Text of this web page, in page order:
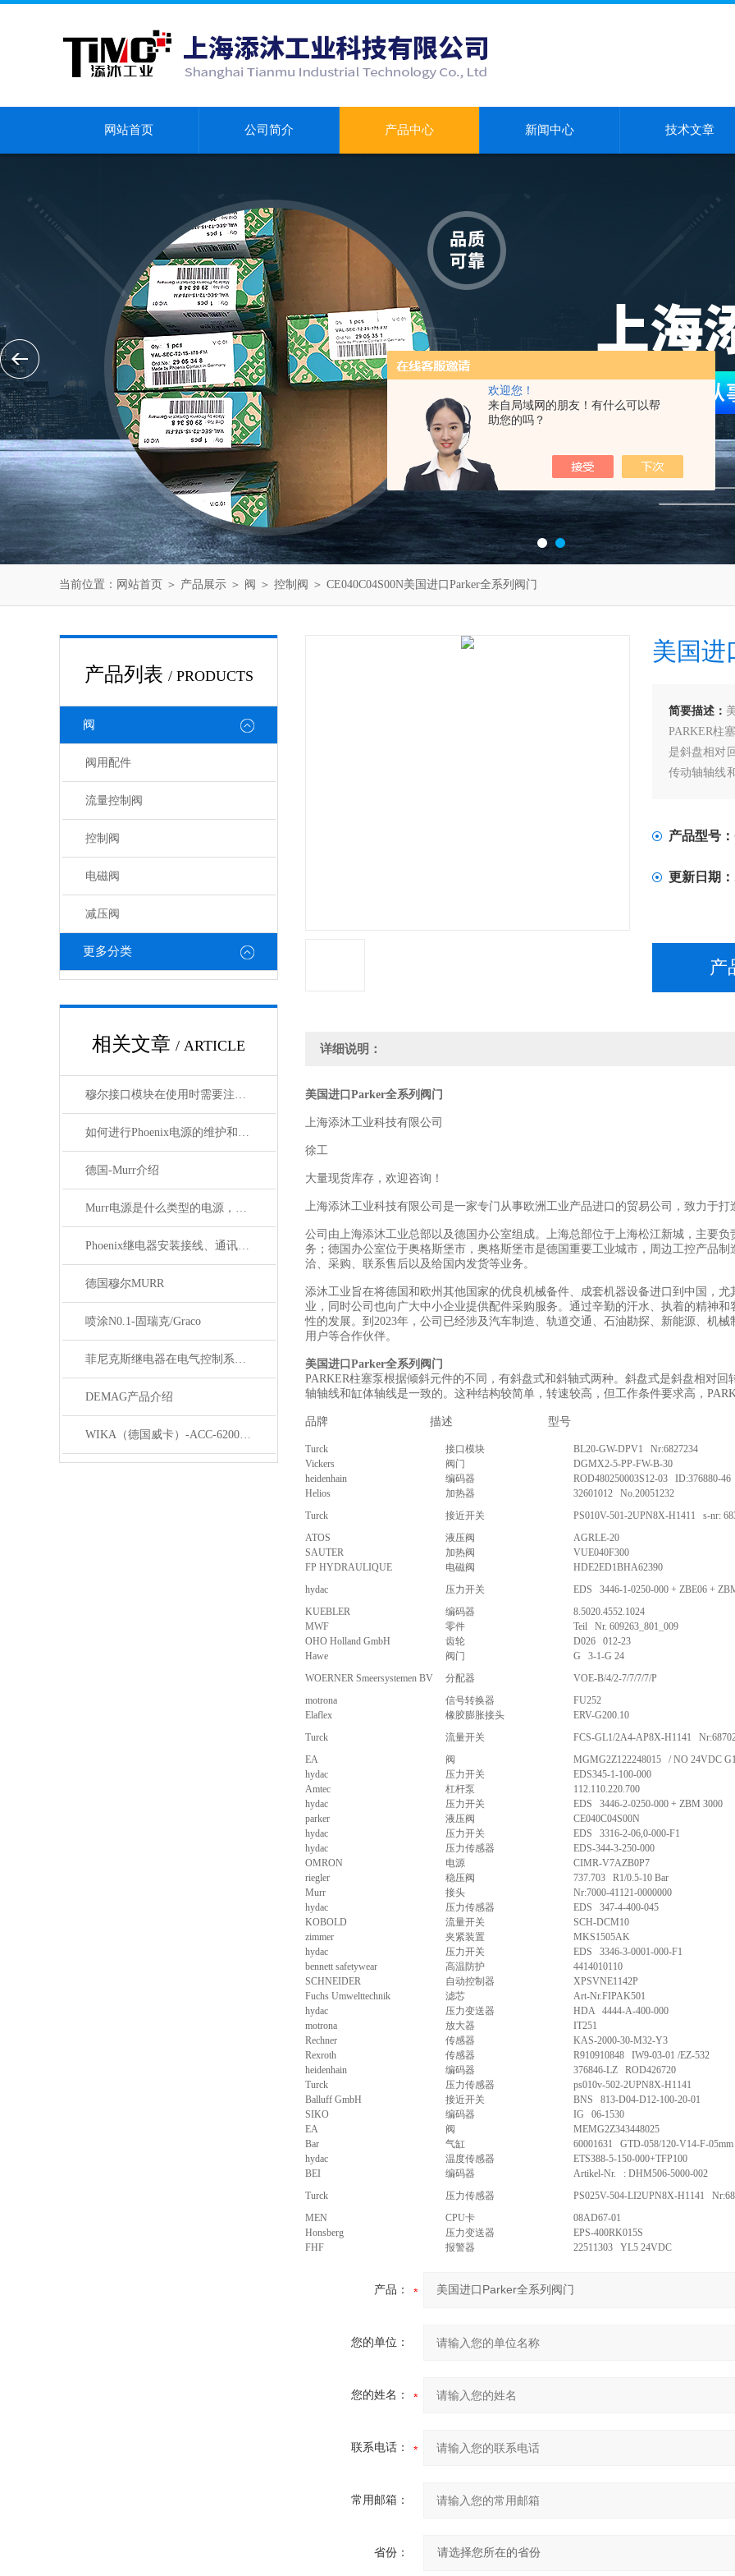
欢迎您！
来自局域网的朋友！有什么可以帮
助您的吗？
网站首页 公司简介 产品中心 新闻中心 技术文章
当前位置： 网站首页 ＞ 产品展示 ＞ 阀 ＞ 控制阀 ＞ CE040C04S00N美国进口Parker全系列阀门
产品列表 / PRODUCTS
阀
阀用配件
流量控制阀
控制阀
电磁阀
减压阀
更多分类
相关文章 / ARTICLE
穆尔接口模块在使用时需要注意哪些问题？
如何进行Phoenix电源的维护和保养？
德国-Murr介绍
Murr电源是什么类型的电源，主要用于哪些领域？
Phoenix继电器安装接线、通讯集成与故障诊断指南
德国穆尔MURR
喷涂N0.1-固瑞克/Graco
菲尼克斯继电器在电气控制系统中的应用
DEMAG产品介绍
WIKA（德国威卡）-ACC-6200系列压力变送器简介
美国进
简要描述：
PARKER柱
是斜盘相对
传动轴轴线
产品型号：
更新日期：
产
详细说明：
美国进口Parker全系列阀门
上海添沐工业科技有限公司
徐工
大量现货库存，欢迎咨询！
上海添沐工业科技有限公司是一家专门从事欧洲工业产品进口的贸易公司，致力于打
公司由上海添沐工业总部以及德国办公室组成。上海总部位于上海松江新城，主要
务；德国办公室位于奥格斯堡市，奥格斯堡市是德国重要工业城市，周边工控产品
洽、采购、联系售后以及给国内发货等业务。
添沐工业旨在将德国和欧州其他国家的优良机械备件、成套机器设备进口到中国，
业，同时公司也向广大中小企业提供配件采购服务。通过辛勤的汗水、执着的精神
性的发展。到2023年，公司已经涉及汽车制造、轨道交通、石油勘探、新能源、机
用户等合作伙伴。
美国进口Parker全系列阀门
PARKER柱塞泵根据倾斜元件的不同，有斜盘式和斜轴式两种。斜盘式是斜盘相对
轴轴线和缸体轴线是一致的。这种结构较简单，转速较高，但工作条件要求高，
品牌 描述 型号
Turck 接口模块
BL20-GW-DPV1 Nr:6827234
Vickers
阀门
DGMX2-5-PP-FW-B-30
heidenhain
编码器
ROD480250003S12-03 ID:376880-46
Helios
加热器
32601012 No.20051232
Turck
接近开关
PS010V-501-2UPN8X-H1411 s-nr:
ATOS
液压阀
AGRLE-20
SAUTER
加热阀
VUE040F300
FP HYDRAULIQUE
电磁阀
HDE2ED1BHA62390
hydac
压力开关
EDS 3446-1-0250-000 + ZBE06 +
KUEBLER
编码器
8.5020.4552.1024
MWF
零件
Teil Nr. 609263_801_009
OHO Holland GmbH
齿轮
D026 012-23
Hawe
阀门
G 3-1-G 24
WOERNER Smeersystemen BV
分配器
VOE-B/4/2-7/7/7/7/P
motrona
信号转换器
FU252
Elaflex
橡胶膨胀接头
ERV-G200.10
Turck
流量开关
FCS-GL1/2A4-AP8X-H1141
EA
阀
MGMG2Z122248015 / NO 24VDC
hydac
压力开关
EDS345-1-100-000
Amtec
杠杆泵
112.110.220.700
hydac
压力开关
EDS 3446-2-0250-000 + ZBM 3000
parker
液压阀
CE040C04S00N
hydac
压力开关
EDS 3316-2-06,0-000-F1
hydac
压力传感器
EDS-344-3-250-000
OMRON
电源
CIMR-V7AZB0P7
riegler
稳压阀
737.703 R1/0.5-10 Bar
Murr
接头
Nr:7000-41121-0000000
hydac
压力传感器
EDS 347-4-400-045
KOBOLD
流量开关
SCH-DCM10
zimmer
夹紧装置
MKS1505AK
hydac
压力开关
EDS 3346-3-0001-000-F1
bennett safetywear
高温防护
4414010110
SCHNEIDER
自动控制器
XPSVNE1142P
Fuchs Umwelttechnik
滤芯
Art-Nr.FIPAK501
hydac
压力变送器
HDA 4444-A-400-000
motrona
放大器
IT251
Rechner
传感器
KAS-2000-30-M32-Y3
Rexroth
传感器
R910910848 IW9-03-01 /EZ-532
heidenhain
编码器
376846-LZ ROD426720
Turck
压力传感器
ps010v-502-2UPN8X-H1141
Balluff GmbH
接近开关
BNS 813-D04-D12-100-20-01
SIKO
编码器
IG 06-1530
EA
阀
MEMG2Z343448025
Bar
气缸
60001631 GTD-058/120-V14-F-05mm
hydac
温度传感器
ETS388-5-150-000+TFP100
BEI
编码器
Artikel-Nr. : DHM506-5000-002
Turck
压力传感器
PS025V-504-LI2UPN8X-H1141
MEN
CPU卡
08AD67-01
Honsberg
压力变送器
EPS-400RK015S
FHF
报警器 22511303 YL5 24VDC
产品：
您的单位：
您的姓名：
联系电话：
常用邮箱：
省份：